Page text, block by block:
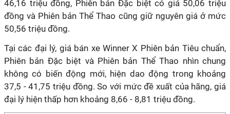
46,16 triệu đồng, Phiên bản Đặc biệt có giá 50,06 triệu
đồng và Phiên bản Thể Thao cũng giữ nguyên giá ở mức
50,56 triệu đồng.
Tại các đại lý, giá bán xe Winner X Phiên bản Tiêu chuẩn,
Phiên bản Đặc biệt và Phiên bản Thể Thao nhìn chung
không có biến động mới, hiện dao động trong khoảng
37,5 - 41,75 triệu đồng. So với mức đề xuất của hãng, giá
đại lý hiện thấp hơn khoảng 8,66 - 8,81 triệu đồng.